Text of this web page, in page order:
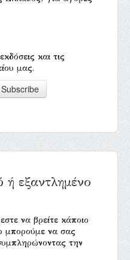
και τις
μας.
εξαντλημένο
να βρείτε κάποιο
μπορούμε να σας
την